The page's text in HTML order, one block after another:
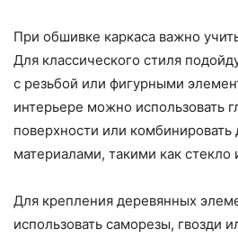
При обшивке каркаса важно
Для классического стиля
с резьбой или фигурными
интерьере можно использовать
поверхности или комбинировать
материалами, такими как стекло
Для крепления деревянных
использовать саморезы, гвозди